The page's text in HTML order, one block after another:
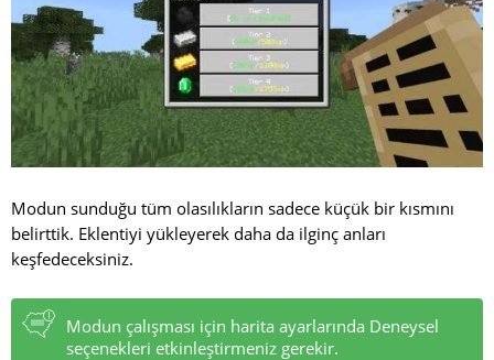
Modun sunduğu tüm olasılıkların sadece küçük bir kısmını
belirttik. Eklentiyi yükleyerek daha da ilginç anları
keşfedeceksiniz.
Modun çalışması için harita ayarlarında Deneysel
seçenekleri etkinleştirmeniz gerekir.